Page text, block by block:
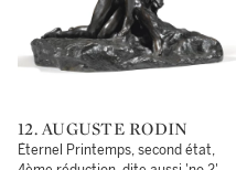
12. AUGUSTE RODIN
Éternel Printemps, second état,